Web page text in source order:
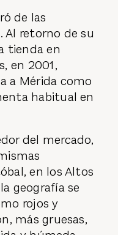
de las
Al retorno de su
tienda en
en 2001,
a Mérida como
habitual en
del mercado,
en los Altos
geografía se
rojos y
más gruesas,